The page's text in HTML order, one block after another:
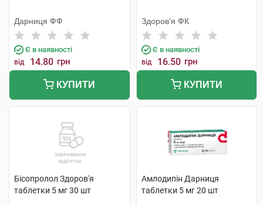
Дарниця ФФ
Є в наявності
від 14.80 грн
КУПИТИ
Здоров'я ФК
Є в наявності
від 16.50 грн
КУПИТИ
Бісопролол Здоров'я
таблетки 5 мг 30 шт
Амлодипін Дарниця
таблетки 5 мг 20 шт